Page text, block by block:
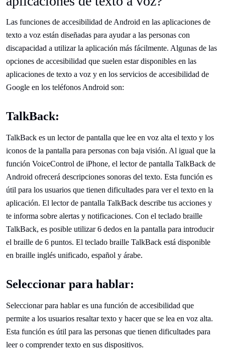
Las funciones de accesibilidad de Android en las aplicaciones de
texto a voz están diseñadas para ayudar a las personas con
discapacidad a utilizar la aplicación más fácilmente. Algunas de las
opciones de accesibilidad que suelen estar disponibles en las
aplicaciones de texto a voz y en los servicios de accesibilidad de
Google en los teléfonos Android son:
TalkBack:
TalkBack es un lector de pantalla que lee en voz alta el texto y los
iconos de la pantalla para personas con baja visión. Al igual que la
función VoiceControl de iPhone, el lector de pantalla TalkBack de
Android ofrecerá descripciones sonoras del texto. Esta función es
útil para los usuarios que tienen dificultades para ver el texto en la
aplicación. El lector de pantalla TalkBack describe tus acciones y
te informa sobre alertas y notificaciones. Con el teclado braille
TalkBack, es posible utilizar 6 dedos en la pantalla para introducir
el braille de 6 puntos. El teclado braille TalkBack está disponible
en braille inglés unificado, español y árabe.
Seleccionar para hablar:
Seleccionar para hablar es una función de accesibilidad que
permite a los usuarios resaltar texto y hacer que se lea en voz alta.
Esta función es útil para las personas que tienen dificultades para
leer o comprender texto en sus dispositivos.